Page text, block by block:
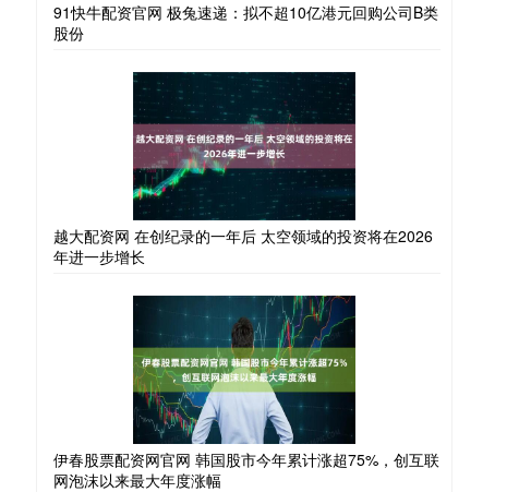
91快牛配资官网 极兔速递：拟不超10亿港元回购公司B类
股份
越大配资网 在创纪录的一年后 太空领域的投资将在2026
年进一步增长
伊春股票配资网官网 韩国股市今年累计涨超75%，创互联
网泡沫以来最大年度涨幅